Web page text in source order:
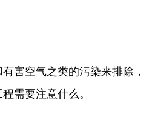
害空气之类的污染来排除，
需要注意什么。